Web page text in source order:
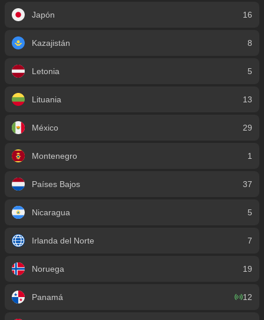
Japón 16
Kazajistán 8
Letonia 5
Lituania 13
México 29
Montenegro 1
Países Bajos 37
Nicaragua 5
Irlanda del Norte 7
Noruega 19
Panamá 12